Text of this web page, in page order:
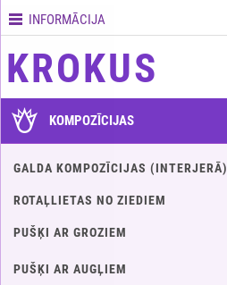
Kontakti
Piegādes
GARANTIJAS
apmaksāt?
Kā
noformēt
pasūtījumu?
INFORMĀCIJA
KROKUS
KOMPOZĪCIJAS
GALDA KOMPOZĪCIJAS (INTERJERĀ)
ROTAĻLIETAS NO ZIEDIEM
PUŠĶI AR GROZIEM
PUŠĶI AR AUGĻIEM